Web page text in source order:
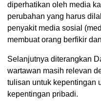
diperhatikan oleh media
perubahan yang harus
penyakit media sosial
membuat orang berfikir
Selanjutnya diterangkan
wartawan masih relevan
tulisan untuk kepentingan
kepentingan pribadi.